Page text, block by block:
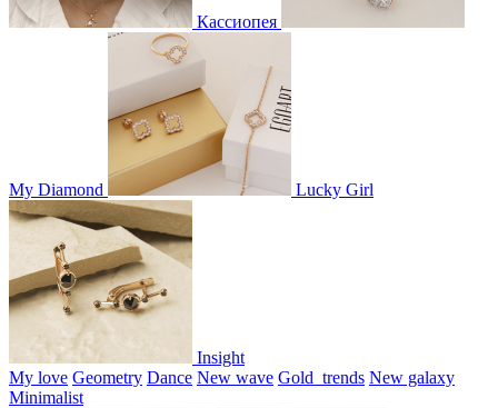
Кассиопея
My Diamond Lucky Girl
Insight
My love Geometry Dance New wave Gold_trends New galaxy
Minimalist